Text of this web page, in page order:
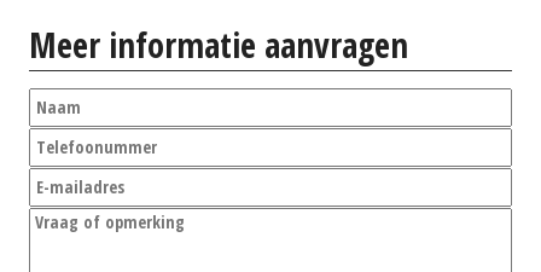
Meer informatie aanvragen